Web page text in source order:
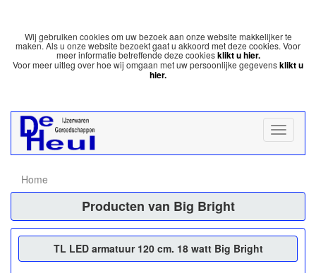
Wij gebruiken cookies om uw bezoek aan onze website makkelijker te
maken. Als u onze website bezoekt gaat u akkoord met deze cookies. Voor
meer informatie betreffende deze cookiesklikt u hier.
Voor meer uitleg over hoe wij omgaan met uw persoonlijke gegevensklikt u
hier.
Home
Producten van Big Bright
TL LED armatuur 120 cm. 18 watt Big Bright